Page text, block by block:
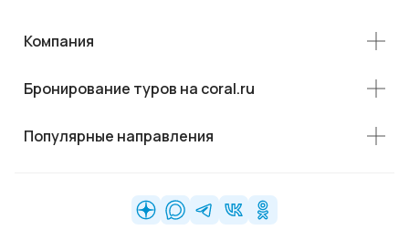
Компания
Бронирование туров на coral.ru
Популярные направления